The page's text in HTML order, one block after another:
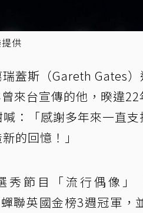
供
蓋斯（Gareth Gates
來台宣傳的他，暌違
：「感謝多年來一直
的回憶！」
秀節目「流行偶像」
聯英國金榜3週冠軍